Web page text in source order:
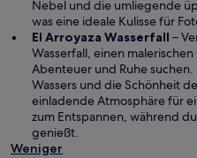
e
ö
f
f
n
e
t
i
n
e
i
n
e
m
n
Nebel und die umliegende
was eine ideale Kulisse für
El Arroyaza Wasserfall W
i
r
d
i
n
–
Wasserfall, einen
Abenteuer und Ruhe
Wassers und die Schönheit
einladende Atmosphäre für
zum Entspannen, während
genießt.
Weniger